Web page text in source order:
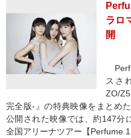
ラロ
開
スさ
ZO/
完全版-』の特典映像をまとめ
公開された映像では、約147分
全国アリーナツアー【Perfume 1